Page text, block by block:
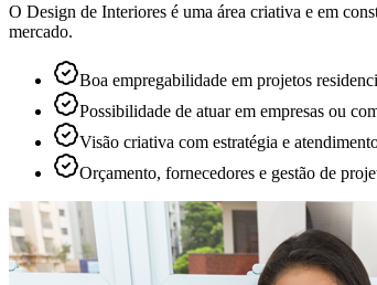
O Design de Interiores é uma área criativa e em
mercado.
Boa empregabilidade em projetos
Possibilidade de atuar em empresas ou
Visão criativa com estratégia e
Orçamento, fornecedores e gestão de